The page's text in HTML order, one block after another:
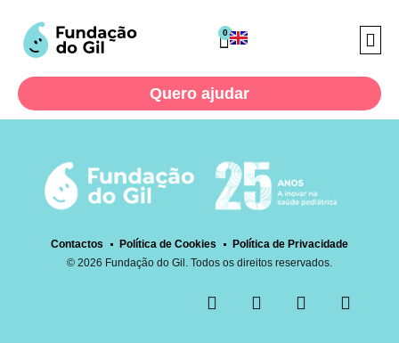
0
Quero ajudar
Donation Failed
We're sorry, your donation failed to process. Please try
again or contact site support.
Contactos Política de Cookies
Política de Privacidade
© 2026 Fundação do Gil. Todos os direitos reservados.